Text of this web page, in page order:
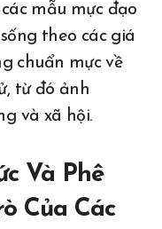
mẫu mực đạo
theo các giá
chuẩn mực về
từ đó ảnh
và xã hội.
Và Phê
Của Các